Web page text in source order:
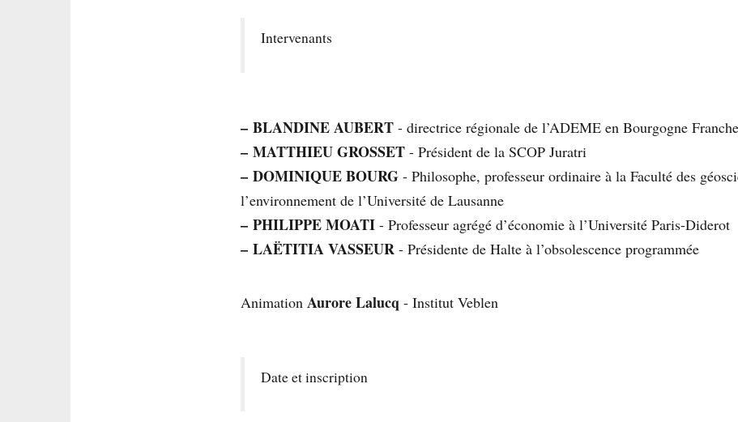
Intervenants
– BLANDINE AUBERT - directrice régionale de l’ADEME en Bourgogne
– MATTHIEU GROSSET - Président de la SCOP Juratri
– DOMINIQUE BOURG - Philosophe, professeur ordinaire à la Faculté des
l’environnement de l’Université de Lausanne
– PHILIPPE MOATI - Professeur agrégé d’économie à l’Université Paris-Diderot
– LAËTITIA VASSEUR - Présidente de Halte à l’obsolescence programmée
Animation Aurore Lalucq - Institut Veblen
Date et inscription